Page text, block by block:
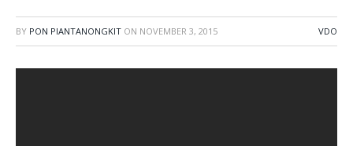
BY PON PIANTANONGKIT ON NOVEMBER 3, 2015 VDO